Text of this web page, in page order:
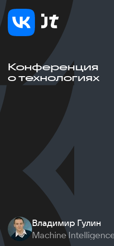
Конференция
о технологиях
Владимир Гулин
Machine